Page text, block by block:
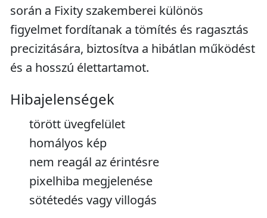
során a Fixity szakemberei különös
figyelmet fordítanak a tömítés és ragasztás
precizitására, biztosítva a hibátlan működést
és a hosszú élettartamot.
Hibajelenségek
törött üvegfelület
homályos kép
nem reagál az érintésre
pixelhiba megjelenése
sötétedés vagy villogás